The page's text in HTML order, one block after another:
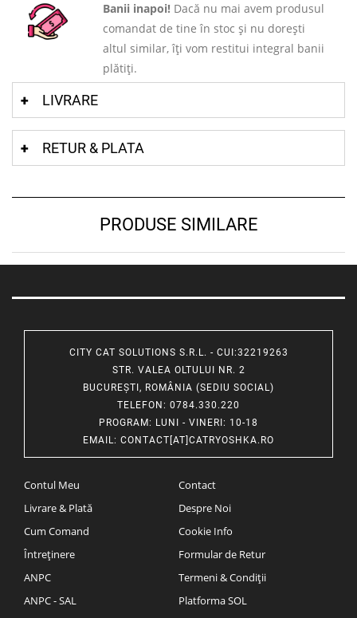
Banii inapoi! Dacă nu mai avem produsul
comandat de tine în stoc și nu dorești
altul similar, îți vom restitui integral banii
plătiți.
LIVRARE
RETUR & PLATA
PRODUSE SIMILARE
CITY CAT SOLUTIONS S.R.L. - CUI:32219263
STR. VALEA OLTULUI NR. 2
BUCUREȘTI, ROMÂNIA (SEDIU SOCIAL)
TELEFON : 0784.330.220
PROGRAM: LUNI - VINERI: 10-18
EMAIL: CONTACT[AT]CATRYOSHKA.RO
Contul Meu
Livrare & Plată
Cum Comand
Întreținere
ANPC
ANPC - SAL
Contact
Despre Noi
Cookie Info
Formular de Retur
Termeni & Condiții
Platforma SOL